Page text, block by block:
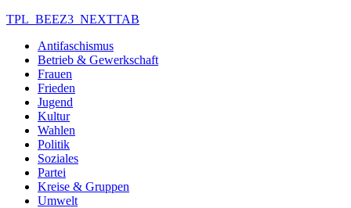
TPL_BEEZ3_NEXTTAB
Antifaschismus
Betrieb & Gewerkschaft
Frauen
Frieden
Jugend
Kultur
Wahlen
Politik
Soziales
Partei
Kreise & Gruppen
Umwelt